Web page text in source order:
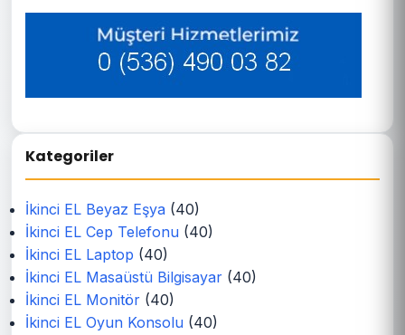
Kategoriler
İkinci EL Beyaz Eşya (40)
İkinci EL Cep Telefonu (40)
İkinci EL Laptop (40)
İkinci EL Masaüstü Bilgisayar (40)
İkinci EL Monitör (40)
İkinci EL Oyun Konsolu (40)